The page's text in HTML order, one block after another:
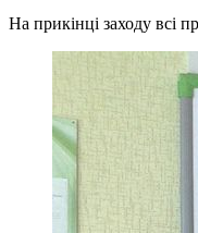
На прикінці заходу всі